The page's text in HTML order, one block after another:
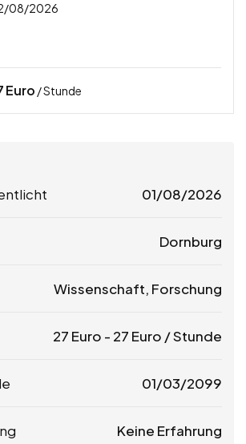
08/2026
Euro / Stunde
01/08/2026
Dornburg
Wissenschaft, Forschung
27 Euro - 27 Euro / Stunde
01/03/2099
Keine Erfahrung